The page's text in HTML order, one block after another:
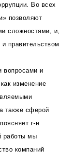
Во всех
позволяют
сложностями, и,
правительством
вопросами и
изменение
также сферой
г-н
работы мы
компаний